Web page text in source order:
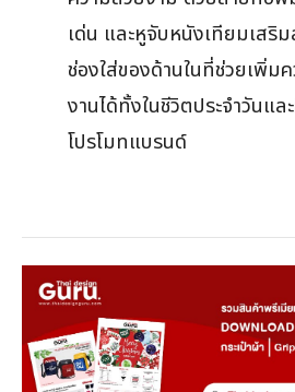
เด่น และหูจับหนังเทียมเสริ
ช่องใส่ของด้านในที่ช่วยเพิ่ม
งานได้ทั้งในชีวิตประจำวันแล
โปรโมทแบรนด์